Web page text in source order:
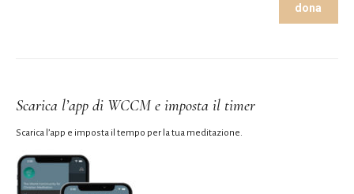
dona
Scarica l’app di WCCM e imposta il timer
Scarica l’app e imposta il tempo per la tua meditazione.